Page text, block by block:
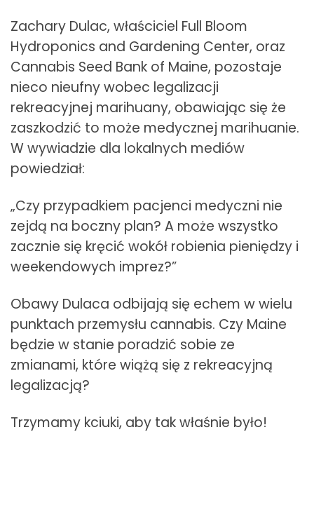
Zachary Dulac, właściciel Full Bloom
Hydroponics and Gardening Center, oraz
Cannabis Seed Bank of Maine, pozostaje
nieco nieufny wobec legalizacji
rekreacyjnej marihuany, obawiając się że
zaszkodzić to może medycznej marihuanie.
W wywiadzie dla lokalnych mediów
powiedział:
„Czy przypadkiem pacjenci medyczni nie
zejdą na boczny plan? A może wszystko
zacznie się kręcić wokół robienia pieniędzy i
weekendowych imprez?”
Obawy Dulaca odbijają się echem w wielu
punktach przemysłu cannabis. Czy Maine
będzie w stanie poradzić sobie ze
zmianami, które wiążą się z rekreacyjną
legalizacją?
Trzymamy kciuki, aby tak właśnie było!